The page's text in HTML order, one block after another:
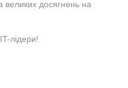
великих досягнень на
лідери!